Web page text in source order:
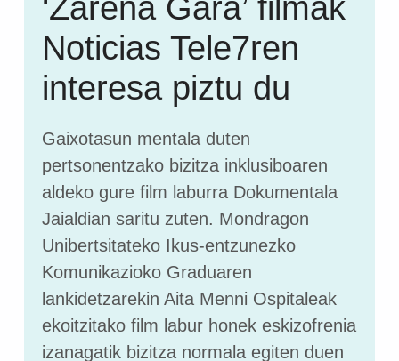
‘Zarena Gara’ filmak
Noticias Tele7ren
interesa piztu du
Gaixotasun mentala duten
pertsonentzako bizitza inklusiboaren
aldeko gure film laburra Dokumentala
Jaialdian saritu zuten. Mondragon
Unibertsitateko Ikus-entzunezko
Komunikazioko Graduaren
lankidetzarekin Aita Menni Ospitaleak
ekoitzitako film labur honek eskizofrenia
izanagatik bizitza normala egiten duen